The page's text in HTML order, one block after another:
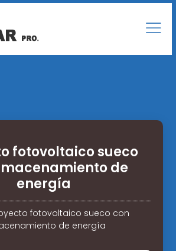
fotovoltaico sueco
de
energía
fotovoltaico sueco con
de energía